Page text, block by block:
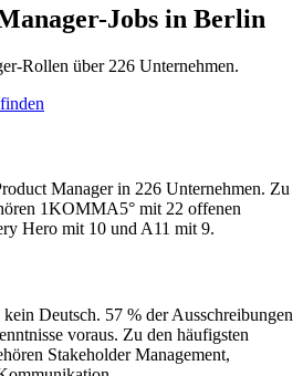
Jobs in Berlin
Rollen über 226 Unternehmen.
Manager in 226 Unternehmen. Zu
1KOMMA5° mit 22 offenen
Hero mit 10 und A11 mit 9.
Deutsch. 57 % der Ausschreibungen
voraus. Zu den häufigsten
Stakeholder Management,